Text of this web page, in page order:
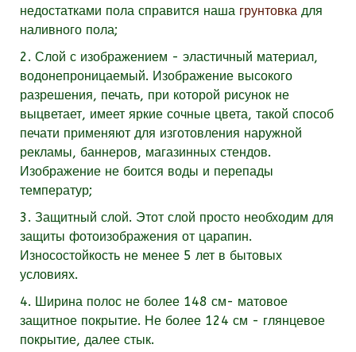
недостатками пола справится наша грунтовка для
наливного пола;
2. Слой с изображением - эластичный материал,
водонепроницаемый. Изображение высокого
разрешения, печать, при которой рисунок не
выцветает, имеет яркие сочные цвета, такой способ
печати применяют для изготовления наружной
рекламы, баннеров, магазинных стендов.
Изображение не боится воды и перепады
температур;
3. Защитный слой. Этот слой просто необходим для
защиты фотоизображения от царапин.
Износостойкость не менее 5 лет в бытовых
условиях.
4. Ширина полос не более 148 см- матовое
защитное покрытие. Не более 124 см - глянцевое
покрытие, далее стык.